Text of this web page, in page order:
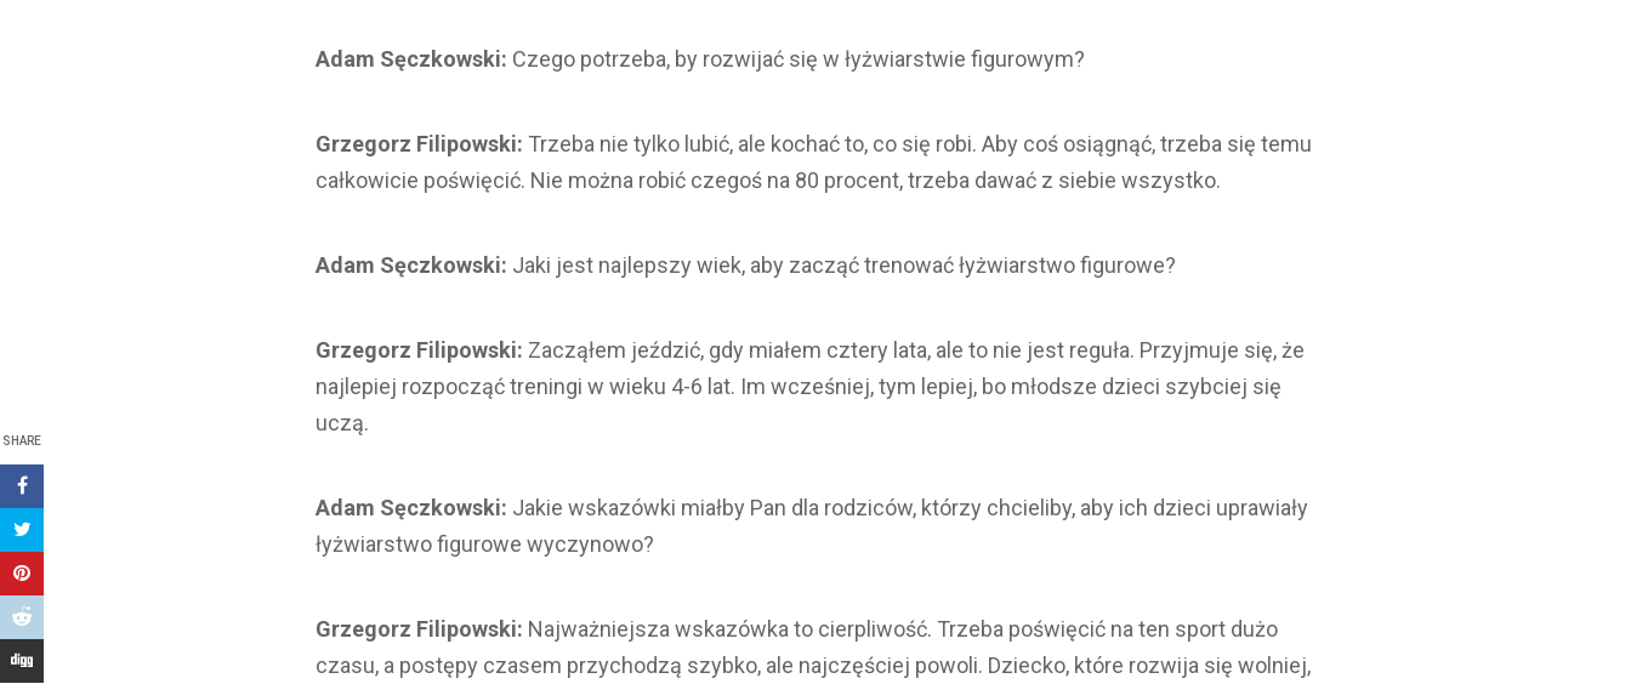
SHARE
Adam Sęczkowski: Czego potrzeba, by rozwijać się w łyżwiarstwie figurowym?
Grzegorz Filipowski: Trzeba nie tylko lubić, ale kochać to, co się robi. Aby coś osiągnąć, trzeba się temu
całkowicie poświęcić. Nie można robić czegoś na 80 procent, trzeba dawać z siebie wszystko.
Adam Sęczkowski: Jaki jest najlepszy wiek, aby zacząć trenować łyżwiarstwo figurowe?
Grzegorz Filipowski: Zacząłem jeździć, gdy miałem cztery lata, ale to nie jest reguła. Przyjmuje się, że
najlepiej rozpocząć treningi w wieku 4-6 lat. Im wcześniej, tym lepiej, bo młodsze dzieci szybciej się
uczą.
Adam Sęczkowski: Jakie wskazówki miałby Pan dla rodziców, którzy chcieliby, aby ich dzieci uprawiały
łyżwiarstwo figurowe wyczynowo?
Grzegorz Filipowski: Najważniejsza wskazówka to cierpliwość. Trzeba poświęcić na ten sport dużo
czasu, a postępy czasem przychodzą szybko, ale najczęściej powoli. Dziecko, które rozwija się wolniej,